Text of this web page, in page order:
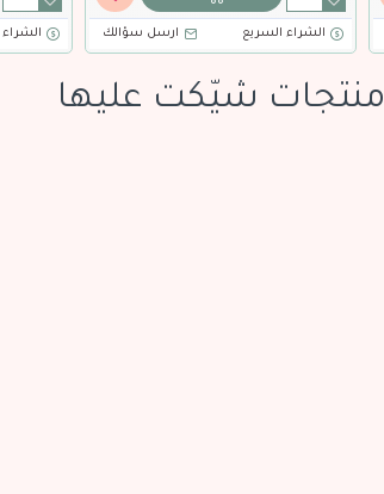
الشراء السريع ارسل سؤالك
منتجات شيّكت عليها